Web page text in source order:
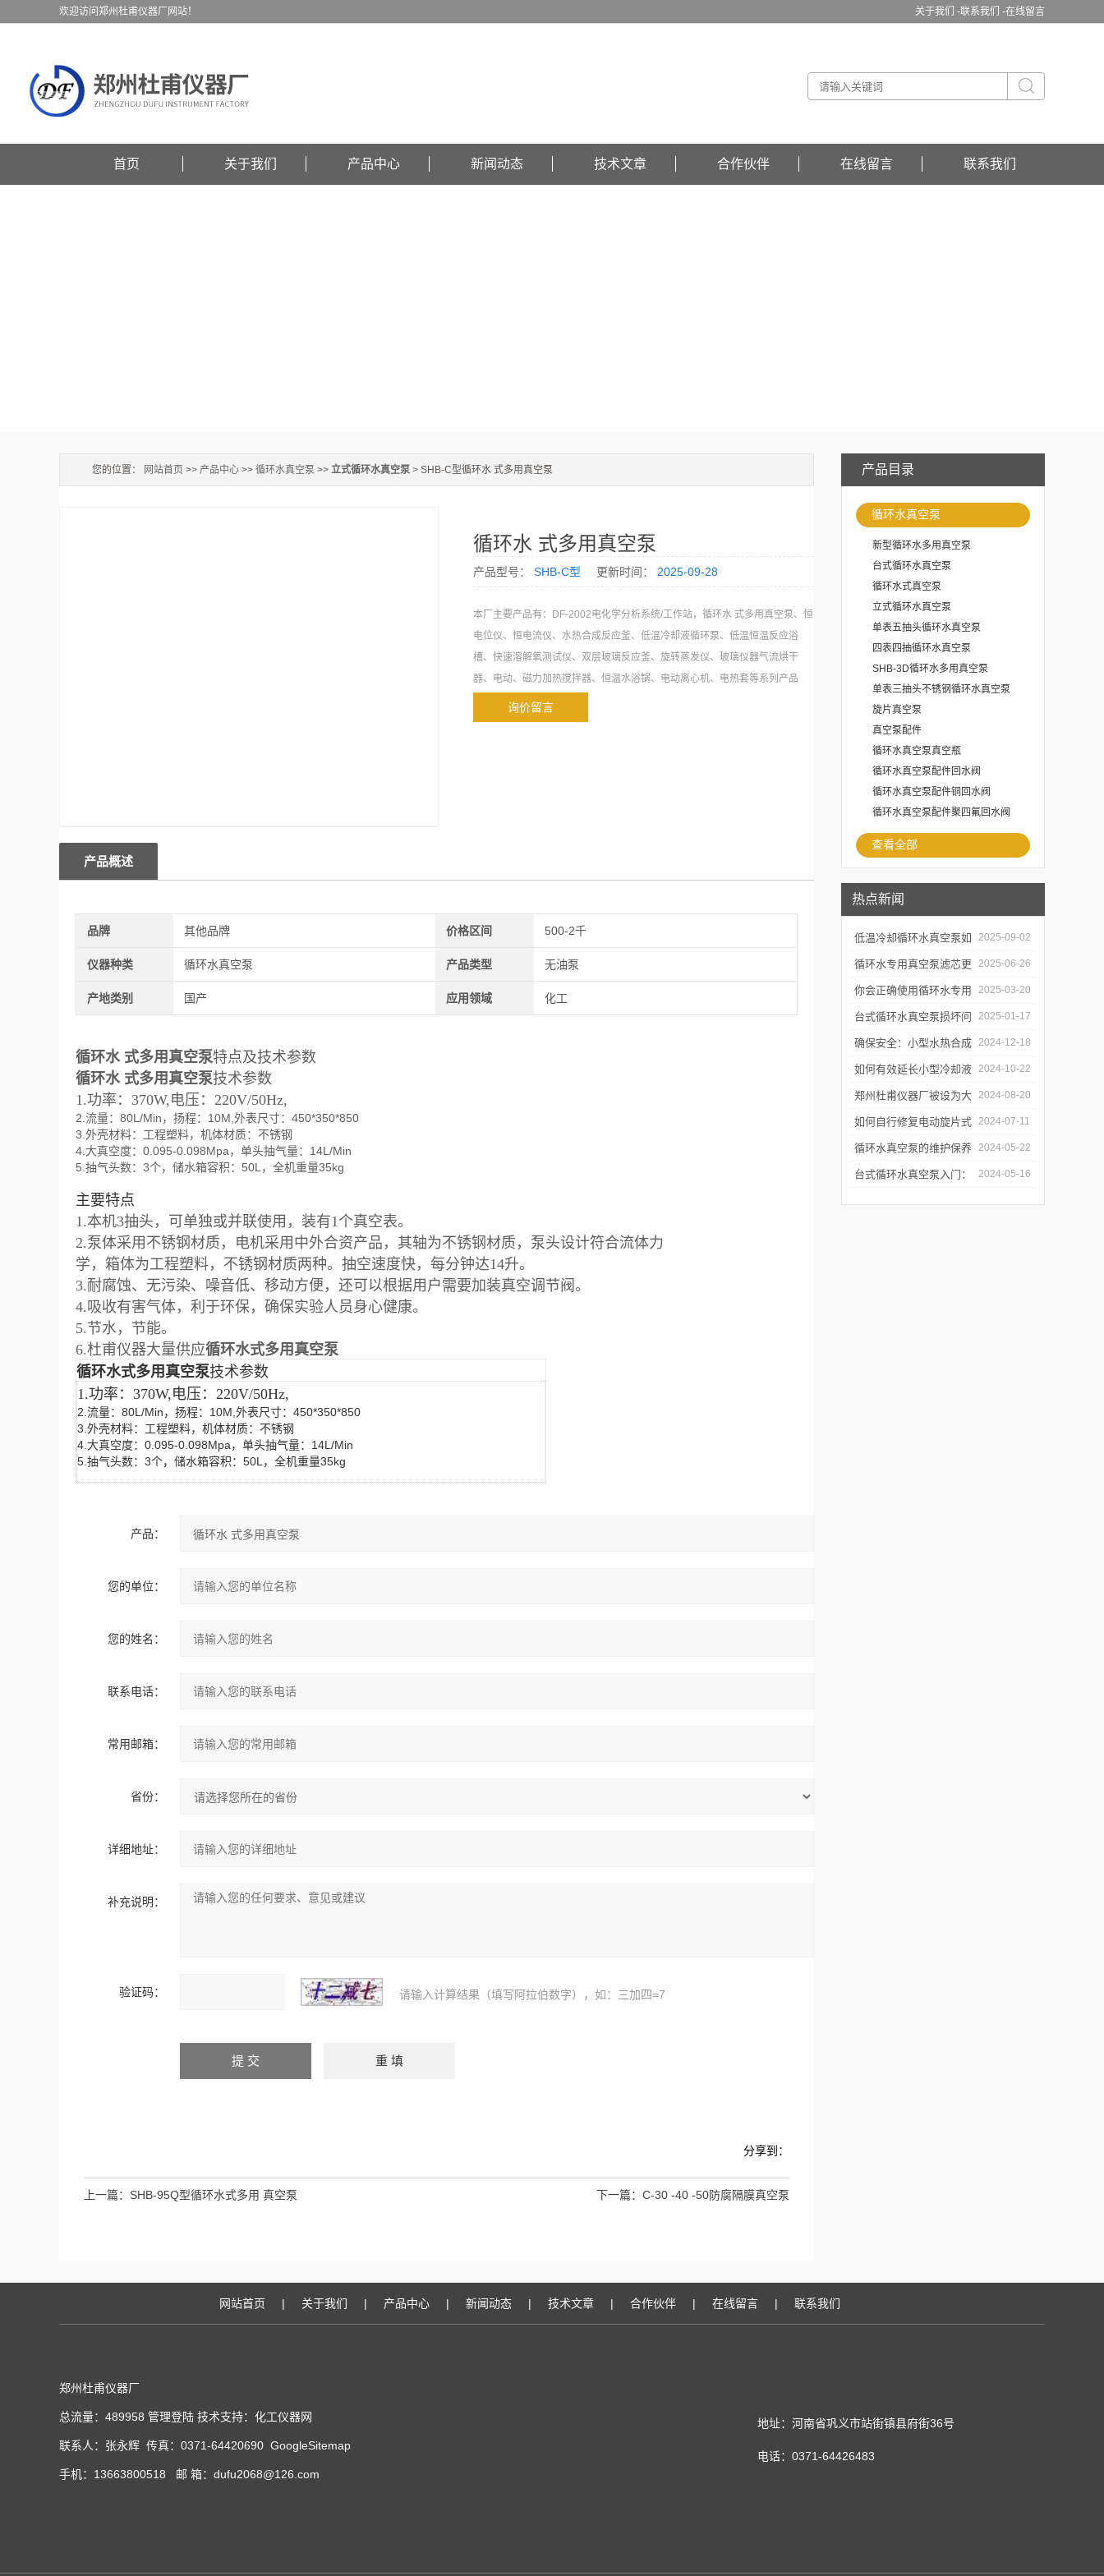
关于我们 -联系我们 -在线留言
欢迎访问郑州杜甫仪器厂网站！
首页 关于我们 产品中心 新闻动态 技术文章 合作伙伴 在线留言 联系我们
产品目录
循环水真空泵
新型循环水多用真空泵
台式循环水真空泵
循环水式真空泵
立式循环水真空泵
单表五抽头循环水真空泵
四表四抽循环水真空泵
SHB-3D循环水多用真空泵
单表三抽头不锈钢循环水真空泵
旋片真空泵
真空泵配件
循环水真空泵真空瓶
循环水真空泵配件回水阀
循环水真空泵配件铜回水阀
循环水真空泵配件聚四氟回水阀
查看全部
热点新闻
低温冷却循环水真空泵如
何提升制冷与真空效率？
2025-09-02
循环水专用真空泵滤芯更
换周期：基于水质污染度
的判断方法
2025-06-26
你会正确使用循环水专用
真空泵吗？
2025-03-20
台式循环水真空泵损坏问
题诊断与预防措施
2025-01-17
确保安全：小型水热合成
反应釜的操作与维护建议
2024-12-18
如何有效延长小型冷却液
水循环泵的使用寿命？
2024-10-22
郑州杜甫仪器厂被设为大
学生实习就业基地
2024-08-20
如何自行修复电动旋片式
真空泵无法启动的问题
2024-07-11
循环水真空泵的维护保养
与故障排除指南
2024-05-22
台式循环水真空泵入门： 2024-05-16
您的位置： 网站首页 >> 产品中心 >> 循环水真空泵 >> 立式循环水真空泵 > SHB-C型循环水 式多用真空泵
循环水 式多用真空泵
产品型号： SHB-C型 更新时间： 2025-09-28
本厂主要产品有：DF-2002电化学分析系统/工作站，循环水 式多用真空泵、恒
电位仪、恒电流仪、水热合成反应釜、低温冷却液循环泵、低温恒温反应浴
槽、快速溶解氧测试仪、双层玻璃反应釜、旋转蒸发仪、玻璃仪器气流烘干
器、电动、磁力加热搅拌器、恒温水浴锅、电动离心机、电热套等系列产品
询价留言
产品概述
品牌 其他品牌 价格区间 500-2千
仪器种类 循环水真空泵 产品类型 无油泵
产地类别 国产 应用领域 化工
循环水 式多用真空泵特点及技术参数
循环水 式多用真空泵技术参数
1.功率：370W,电压：220V/50Hz,
2.流量：80L/Min，扬程：10M,外表尺寸：450*350*850
3.外壳材料：工程塑料，机体材质：不锈钢
4.大真空度：0.095-0.098Mpa，单头抽气量：14L/Min
5.抽气头数：3个，储水箱容积：50L，全机重量35kg
主要特点
1.本机3抽头，可单独或并联使用，装有1个真空表。
2.泵体采用不锈钢材质，电机采用中外合资产品，其轴为不锈钢材质，泵头设计符合流体力
学，箱体为工程塑料，不锈钢材质两种。抽空速度快，每分钟达14升。
3.耐腐蚀、无污染、噪音低、移动方便，还可以根据用户需要加装真空调节阀。
4.吸收有害气体，利于环保，确保实验人员身心健康。
5.节水，节能。
6.杜甫仪器大量供应循环水式多用真空泵
循环水式多用真空泵技术参数
1.功率：370W,电压：220V/50Hz,
2.流量：80L/Min，扬程：10M,外表尺寸：450*350*850
3.外壳材料：工程塑料，机体材质：不锈钢
4.大真空度：0.095-0.098Mpa，单头抽气量：14L/Min
5.抽气头数：3个，储水箱容积：50L，全机重量35kg
产品：
您的单位：
您的姓名：
联系电话：
常用邮箱：
省份：
详细地址：
补充说明：
验证码： 请输入计算结果（填写阿拉伯数字），如：三加四=7
分享到：
上一篇： SHB-95Q型循环水式多用 真空泵 下一篇： C-30 -40 -50防腐隔膜真空泵
网站首页 | 关于我们 | 产品中心 | 新闻动态 | 技术文章 | 合作伙伴 | 在线留言 | 联系我们
郑州杜甫仪器厂
总流量：489958 管理登陆 技术支持： 化工仪器网
联系人：张永辉 传真：0371-64420690 GoogleSitemap
手机：13663800518 邮 箱：dufu2068@126.com
地址：河南省巩义市站街镇县府街36号
电话：0371-64426483